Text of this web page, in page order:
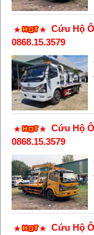
Cứu Hộ
0868.15.3579
Cứu Hộ
0868.15.3579
Cứu Hộ